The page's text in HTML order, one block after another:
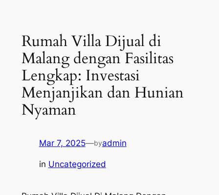
Rumah Villa Dijual di
Malang dengan Fasilitas
Lengkap: Investasi
Menjanjikan dan Hunian
Nyaman
Mar 7, 2025—byadmin
in Uncategorized